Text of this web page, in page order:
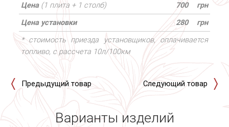
Цена (1 плита + 1 столб) 700
грн
Цена установки
280
грн
* стоимость приезда установщиков, оплачивается
топливо, с рассчета 10л/100км
Предыдущий товар Следующий товар
Варианты изделий